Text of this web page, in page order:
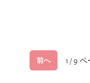
前へ 1 / 9